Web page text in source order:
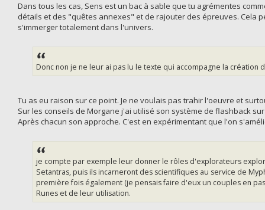
Dans tous les cas, Sens est un bac à sable que tu agrémentes
détails et des "quêtes annexes" et de rajouter des épreuves. Cela
s'immerger totalement dans l'univers.
Donc non je ne leur ai pas lu le texte qui accompagne la
Tu as eu raison sur ce point. Je ne voulais pas trahir l'oeuvre et
Sur les conseils de Morgane j'ai utilisé son système de flashback
Après chacun son approche. C'est en expérimentant que l'on
je compte par exemple leur donner le rôles d'explorateurs
Setantras, puis ils incarneront des scientifiques au service de
première fois également (je pensais faire d'eux un couples en
Runes et de leur utilisation.